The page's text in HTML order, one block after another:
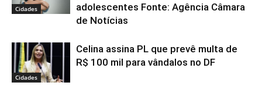
Cidades
adolescentes Fonte: Agência Câmara
de Notícias
Cidades
Celina assina PL que prevê multa de
R$ 100 mil para vândalos no DF